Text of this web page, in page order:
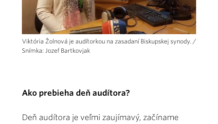
Viktória Žolnová je audítorkou na zasadaní Biskupskej synody. /
Snímka: Jozef Bartkovjak
Ako prebieha deň audítora?
Deň audítora je veľmi zaujímavý, začíname